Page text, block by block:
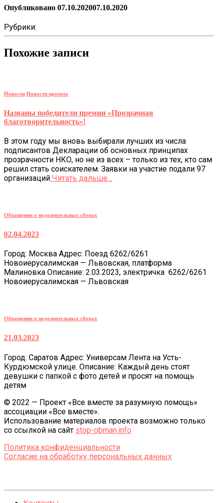
Опубликовано 07.10.202007.10.2020
Рубрики:
Похожие записи
Новости Новости проекта
Названы победители премии «Прозрачная
благотворительность»!
В этом году мы вновь выбирали лучших из числа
подписантов Декларации об основных принципах
прозрачности НКО, но не из всех – только из тех, кто сам
решил стать соискателем. Заявки на участие подали 97
организаций Читать дальше…
Обращения о подозрительных сборах
02.04.2023
Город: Москва Адрес: Поезд 6262/6261
Новоиерусалимская — Львовская, платформа
Малиновка Описание: 2.03.2023, электричка 6262/6261
Новоиерусалимская — Львовская
Обращения о подозрительных сборах
21.03.2023
Город: Саратов Адрес: Универсам Лента на Усть-
Курдюмской улице. Описание: Каждый день стоят
девушки с папкой с фото детей и просят на помощь
детям
© 2022 — Проект «Все вместе за разумную помощь»
ассоциации «Все вместе».
Использование материалов проекта возможно только
со ссылкой на сайт stop-obman.info
Политика конфиденциальности
Согласие на обработку персональных данных